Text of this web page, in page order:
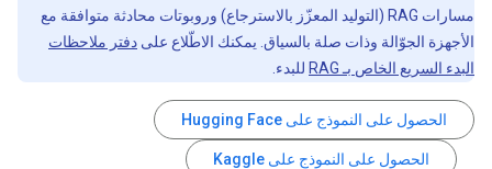
مسارات RAG (التوليد المعزّز بالاسترجاع) وروبوتات محادثة متوافقة مع
الأجهزة الجوّالة وذات صلة بالسياق. يمكنك الاطّلاع على دفتر ملاحظات
البدء السريع الخاص بـ RAG
للبدء.
الحصول على النموذج على Hugging Face
الحصول على النموذج على Kaggle